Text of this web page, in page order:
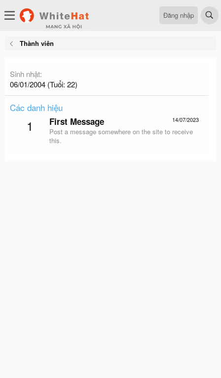
Đăng nhập
Thành viên
Sinh nhật
06/01/2004 (Tuổi: 22)
Các danh hiệu
1 14/07/2023
First Message
Post a message somewhere on the site to receive
this.